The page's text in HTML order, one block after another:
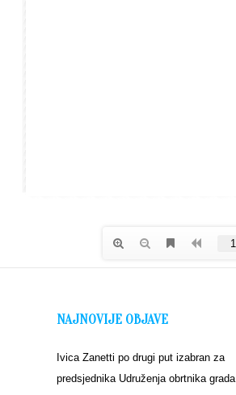
NAJNOVIJE OBJAVE
Ivica Zanetti po drugi put izabran za
predsjednika Udruženja obrtnika grada